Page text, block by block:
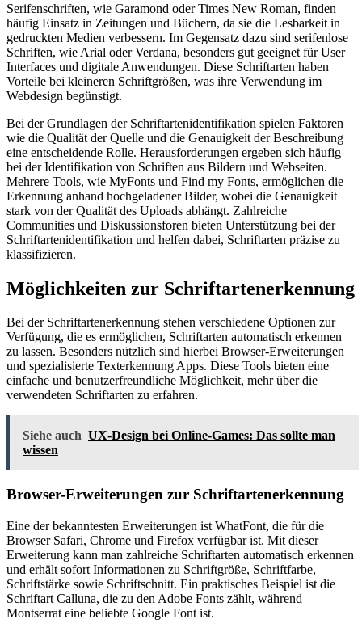
Serifenschriften, wie Garamond oder Times New Roman, finden
häufig Einsatz in Zeitungen und Büchern, da sie die Lesbarkeit in
gedruckten Medien verbessern. Im Gegensatz dazu sind serifenlose
Schriften, wie Arial oder Verdana, besonders gut geeignet für User
Interfaces und digitale Anwendungen. Diese Schriftarten haben
Vorteile bei kleineren Schriftgrößen, was ihre Verwendung im
Webdesign begünstigt.
Bei der Grundlagen der Schriftartenidentifikation spielen Faktoren
wie die Qualität der Quelle und die Genauigkeit der Beschreibung
eine entscheidende Rolle. Herausforderungen ergeben sich häufig
bei der Identifikation von Schriften aus Bildern und Webseiten.
Mehrere Tools, wie MyFonts und Find my Fonts, ermöglichen die
Erkennung anhand hochgeladener Bilder, wobei die Genauigkeit
stark von der Qualität des Uploads abhängt. Zahlreiche
Communities und Diskussionsforen bieten Unterstützung bei der
Schriftartenidentifikation und helfen dabei, Schriftarten präzise zu
klassifizieren.
Möglichkeiten zur Schriftartenerkennung
Bei der Schriftartenerkennung stehen verschiedene Optionen zur
Verfügung, die es ermöglichen, Schriftarten automatisch erkennen
zu lassen. Besonders nützlich sind hierbei Browser-Erweiterungen
und spezialisierte Texterkennung Apps. Diese Tools bieten eine
einfache und benutzerfreundliche Möglichkeit, mehr über die
verwendeten Schriftarten zu erfahren.
Siehe auch UX-Design bei Online-Games: Das sollte man
wissen
Browser-Erweiterungen zur Schriftartenerkennung
Eine der bekanntesten Erweiterungen ist WhatFont, die für die
Browser Safari, Chrome und Firefox verfügbar ist. Mit dieser
Erweiterung kann man zahlreiche Schriftarten automatisch erkennen
und erhält sofort Informationen zu Schriftgröße, Schriftfarbe,
Schriftstärke sowie Schriftschnitt. Ein praktisches Beispiel ist die
Schriftart Calluna, die zu den Adobe Fonts zählt, während
Montserrat eine beliebte Google Font ist.